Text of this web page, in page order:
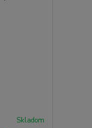
Skladom